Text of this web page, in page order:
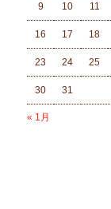
« 1月
9 10 11
16 17 18
23 24 25
30 31